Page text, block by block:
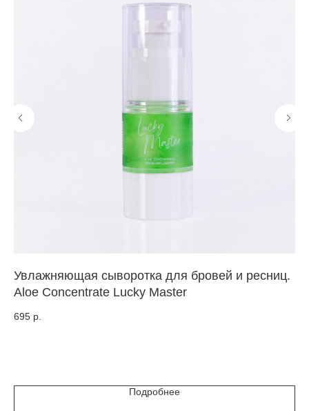
Увлажняющая сыворотка для бровей и ресниц.
Aloe Concentrate Lucky Master
695 р.
Подробнее